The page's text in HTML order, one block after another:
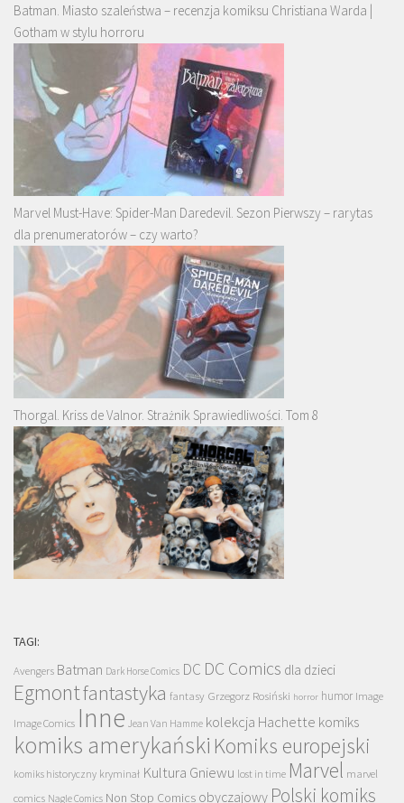
Batman. Miasto szaleństwa – recenzja komiksu Christiana Warda |
Gotham w stylu horroru
Marvel Must-Have: Spider-Man Daredevil. Sezon Pierwszy – rarytas
dla prenumeratorów – czy warto?
Thorgal. Kriss de Valnor. Strażnik Sprawiedliwości. Tom 8
TAGI:
Avengers Batman Dark Horse Comics DC DC Comics dla dzieci
Egmontfantastyka fantasy Grzegorz Rosiński horror humor Image
Image Comics Inne Jean Van Hamme kolekcja Hachette komiks
komiks amerykański Komiks europejski
komiks historyczny kryminał Kultura Gniewu lost in time Marvel marvel
comics Nagle Comics Non Stop Comics obyczajowy Polski komiks